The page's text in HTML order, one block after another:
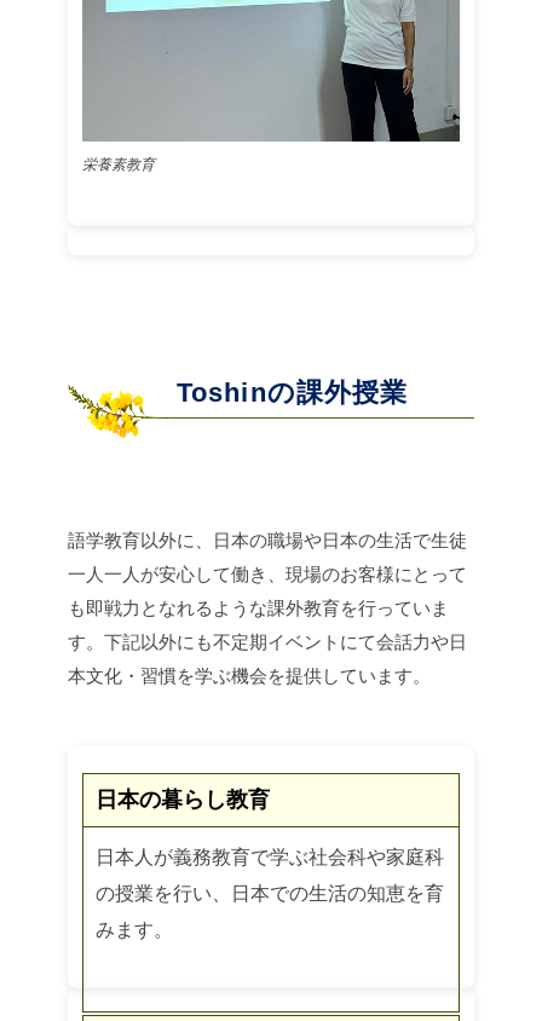
栄養素教育
Toshinの課外授業
語学教育以外に、日本の職場や日本の生活で生徒
一人一人が安心して働き、現場のお客様にとって
も即戦力となれるような課外教育を行っていま
す。下記以外にも不定期イベントにて会話力や日
本文化・習慣を学ぶ機会を提供しています。
日本の暮らし教育
日本人が義務教育で学ぶ社会科や家庭科
の授業を行い、日本での生活の知恵を育
みます。